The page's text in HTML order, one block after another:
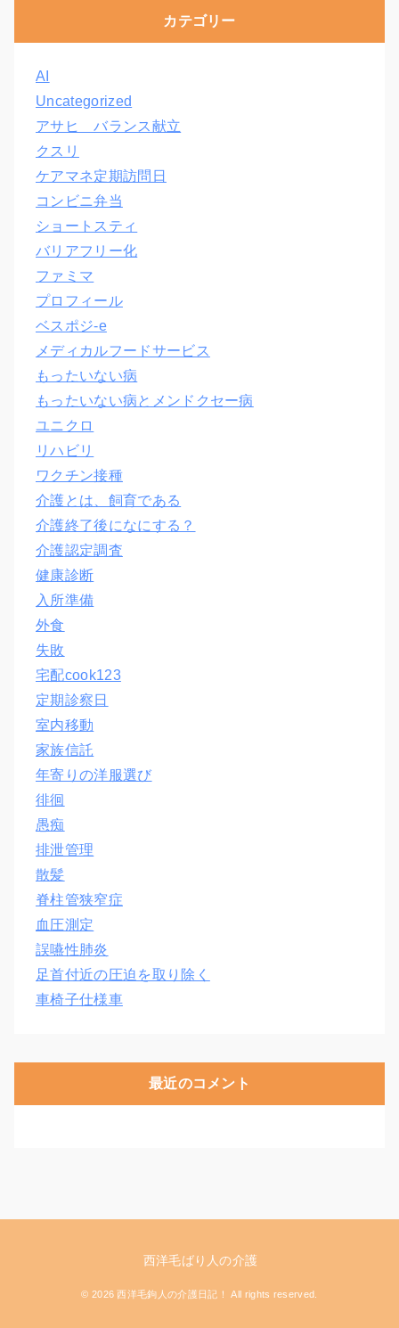
カテゴリー
AI
Uncategorized
アサヒ バランス献立
クスリ
ケアマネ定期訪問日
コンビニ弁当
ショートスティ
バリアフリー化
ファミマ
プロフィール
ベスポジ-e
メディカルフードサービス
もったいない病
もったいない病とメンドクセー病
ユニクロ
リハビリ
ワクチン接種
介護とは、飼育である
介護終了後になにする？
介護認定調査
健康診断
入所準備
外食
失敗
宅配cook123
定期診察日
室内移動
家族信託
年寄りの洋服選び
徘徊
愚痴
排泄管理
散髪
脊柱管狭窄症
血圧測定
誤嚥性肺炎
足首付近の圧迫を取り除く
車椅子仕様車
最近のコメント
西洋毛ばり人の介護
© 2026 西洋毛鉤人の介護日記！ All rights reserved.